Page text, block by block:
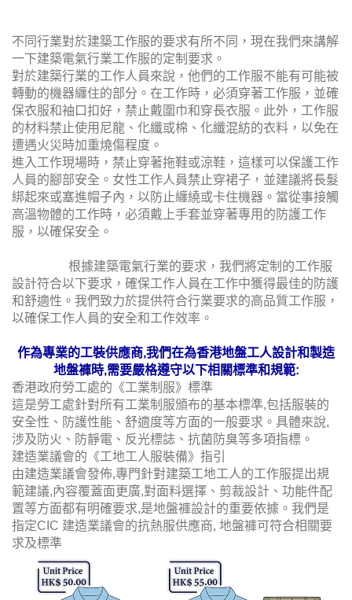
不同行業對於建築工作服的要求有所不同，現在我們來講解
一下建築電氣行業工作服的定制要求。
對於建築行業的工作人員來說，他們的工作服不能有可能被
轉動的機器纏住的部分。在工作時，必須穿著工作服，並確
保衣服和袖口扣好，禁止戴圍巾和穿長衣服。此外，工作服
的材料禁止使用尼龍、化纖或棉、化纖混紡的衣料，以免在
遭遇火災時加重燒傷程度。
進入工作現場時，禁止穿著拖鞋或涼鞋，這樣可以保護工作
人員的腳部安全。女性工作人員禁止穿裙子，並建議將長髮
綁起來或塞進帽子內，以防止纏繞或卡住機器。當從事接觸
高溫物體的工作時，必須戴上手套並穿著專用的防護工作
服，以確保安全。
根據建築電氣行業的要求，我們將定制的工作服
設計符合以下要求，確保工作人員在工作中獲得最佳的防護
和舒適性。我們致力於提供符合行業要求的高品質工作服，
以確保工作人員的安全和工作效率。
作為專業的工裝供應商,我們在為香港地盤工人設計和製造
地盤褲時,需要嚴格遵守以下相關標準和規範:
香港政府勞工處的《工業制服》標準
這是勞工處針對所有工業制服頒布的基本標準,包括服裝的
安全性、防護性能、舒適度等方面的一般要求。具體來說,
涉及防火、防靜電、反光標誌、抗菌防臭等多項指標。
建造業議會的《工地工人服裝備》指引
由建造業議會發佈,專門針對建築工地工人的工作服提出規
範建議,內容覆蓋面更廣,對面料選擇、剪裁設計、功能件配
置等方面都有明確要求,是地盤褲設計的重要依據。我們是
指定CIC 建造業議會的抗熱服供應商, 地盤褲可符合相關要
求及標準